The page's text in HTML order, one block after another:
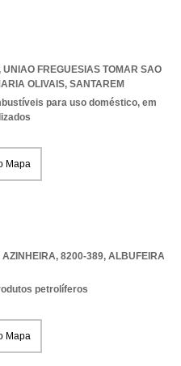
UNIAO FREGUESIAS TOMAR SAO
OLIVAIS, SANTAREM
para uso doméstico, em
Mapa
AZINHEIRA, 8200-389, ALBUFEIRA
petrolíferos
Mapa